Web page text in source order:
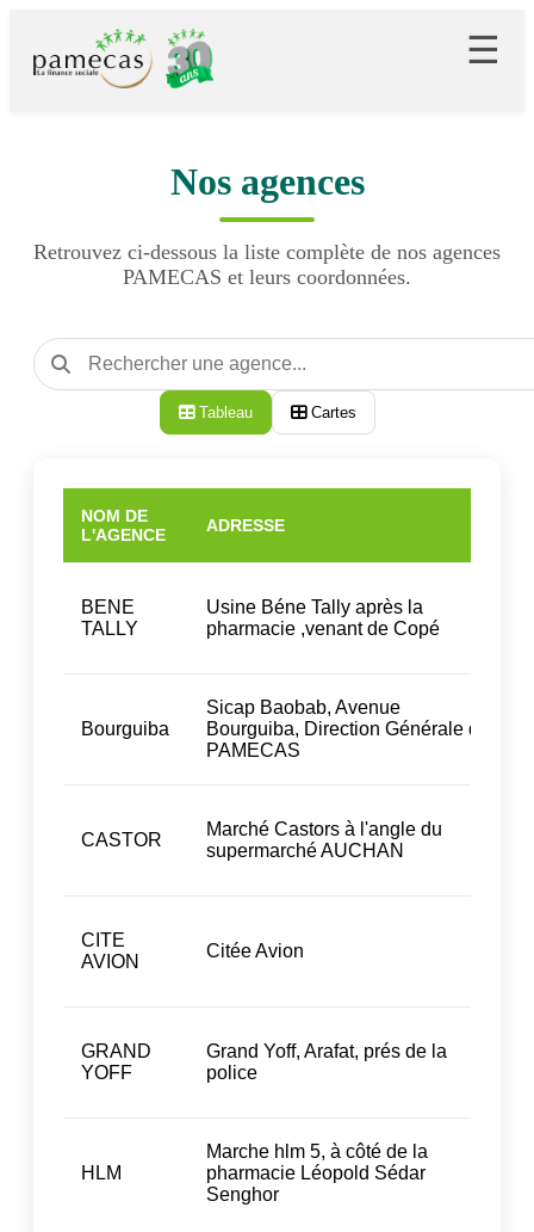
☰
Nos agences
Retrouvez ci-dessous la liste complète de nos agences
PAMECAS et leurs coordonnées.
Tableau Cartes
NOM DE
L'AGENCE
ADRESSE
BENE
TALLY
Usine Béne Tally après la
pharmacie ,venant de Copé
Bourguiba
Sicap Baobab, Avenue
Bourguiba, Direction Générale de
PAMECAS
CASTOR
Marché Castors à l'angle du
supermarché AUCHAN
CITE
AVION
Citée Avion
GRAND
YOFF
Grand Yoff, Arafat, prés de la
police
HLM
Marche hlm 5, à côté de la
pharmacie Léopold Sédar
Senghor